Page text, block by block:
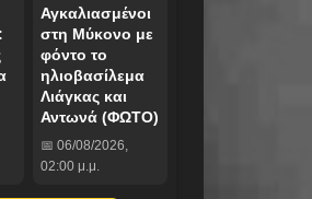
Αγκαλιασμένοι
στη Μύκονο με
φόντο το
ηλιοβασίλεμα
Λιάγκας και
Αντωνά (ΦΩΤΟ)
📅 06/08/2026,
02:00 μ.μ.